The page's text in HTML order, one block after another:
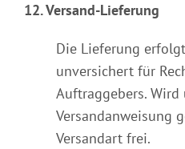
12. Versand-Lieferung
Die Lieferung
unversichert für
Auftraggebers.
Versandanweisung
Versandart frei.